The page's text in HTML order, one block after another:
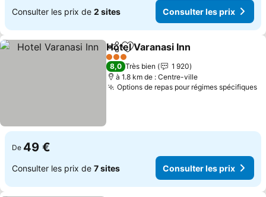
Consulter les prix de 2 sites Consulter les prix
PartagerAjouter à mes favoris
Hotel Varanasi Inn
3 Étoiles
8,0 Très bien
1 920
à 1.8 km de : Centre-ville
Options de repas pour régimes spécifiques
De 49 €
Consulter les prix de 7 sites Consulter les prix